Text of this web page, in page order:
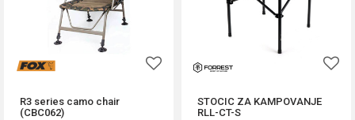
R3 series camo chair
(CBC062)
STOCIC ZA KAMPOVANJE
RLL-CT-S